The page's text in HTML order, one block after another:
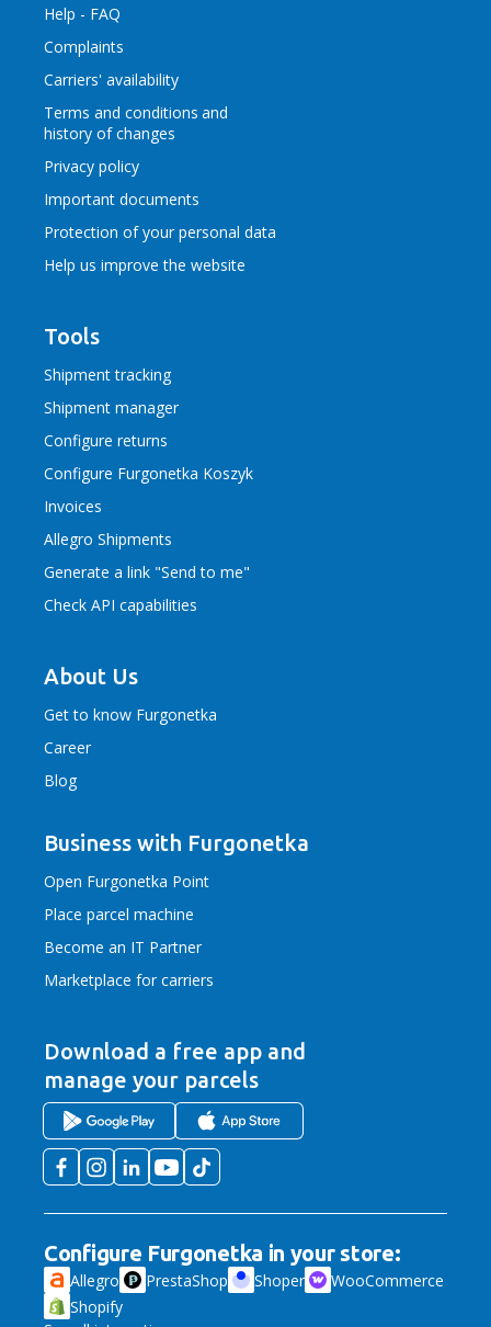
Help - FAQ
Complaints
Carriers' availability
Terms and conditions and
history of changes
Privacy policy
Important documents
Protection of your personal data
Help us improve the website
Tools
Shipment tracking
Shipment manager
Configure returns
Configure Furgonetka Koszyk
Invoices
Allegro Shipments
Generate a link "Send to me"
Check API capabilities
About Us
Get to know Furgonetka
Career
Blog
Business with Furgonetka
Open Furgonetka Point
Place parcel machine
Become an IT Partner
Marketplace for carriers
Download a free app and
manage your parcels
Configure Furgonetka in your store:
Allegro PrestaShop Shoper
WooCommerce
Shopify